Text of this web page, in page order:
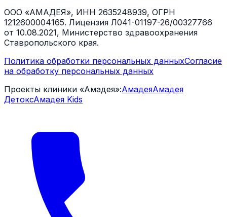
ООО «АМАДЕЯ», ИНН 2635248939, ОГРН
1212600004165. Лицензия Л041-01197-26/00327766
от 10.08.2021, Министерство здравоохранения
Ставропольского края.
Политика обработки персональных данныхСогласие
на обработку персональных данных
Проекты клиники «Амадея»:АмадеяАмадея
ДетоксАмадея Kids